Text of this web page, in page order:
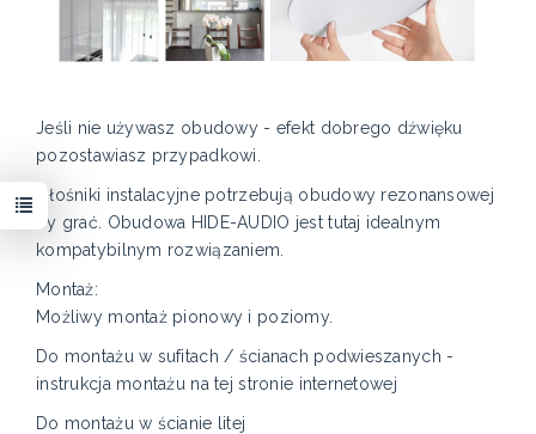
Jeśli nie używasz obudowy - efekt dobrego dźwięku
pozostawiasz przypadkowi.
Głośniki instalacyjne potrzebują obudowy rezonansowej
by grać. Obudowa HIDE-AUDIO jest tutaj idealnym
kompatybilnym rozwiązaniem.
Montaż:
Możliwy montaż pionowy i poziomy.
Do montażu w sufitach / ścianach podwieszanych -
instrukcja montażu na tej stronie internetowej
Do montażu w ścianie litej